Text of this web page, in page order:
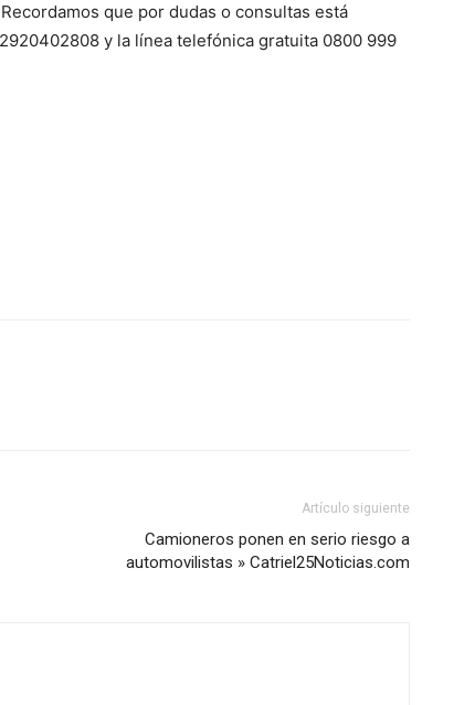
que por dudas o consultas está
y la línea telefónica gratuita 0800 999
Artículo siguiente
Camioneros ponen en serio riesgo a
automovilistas » Catriel25Noticias.com